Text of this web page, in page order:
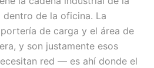
de la oficina. La
de carga y el área de
y son justamente esos
red — es ahí donde el